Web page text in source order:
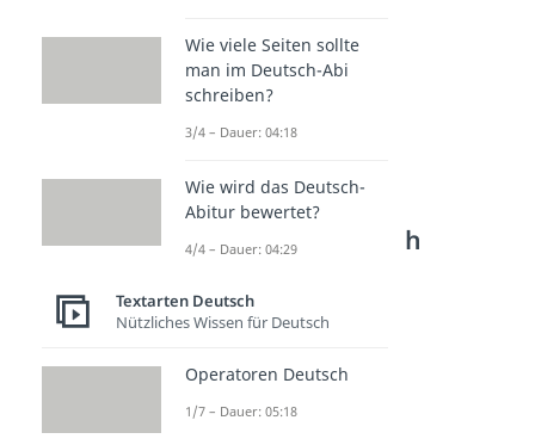
Weitere Inhalte:
Textarten Deutsch
Literarische Gattungen
Dauer: 05:25
Dauer: 04:10
Lyrik
Dauer: 03:50
Wie viele Seiten sollte
man im Deutsch-Abi
schreiben?
3/4 – Dauer: 04:18
Wie wird das Deutsch-
Abitur bewertet?
4/4 – Dauer: 04:29
Textarten Deutsch
Nützliches Wissen für Deutsch
Operatoren Deutsch
1/7 – Dauer: 05:18